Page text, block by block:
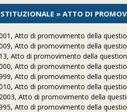
» ATTO DI
Atto di promovimento della
Atto di promovimento della
Atto di promovimento della
Atto di promovimento della
Atto di promovimento della
Atto di promovimento della
Atto di promovimento della
Atto di promovimento della